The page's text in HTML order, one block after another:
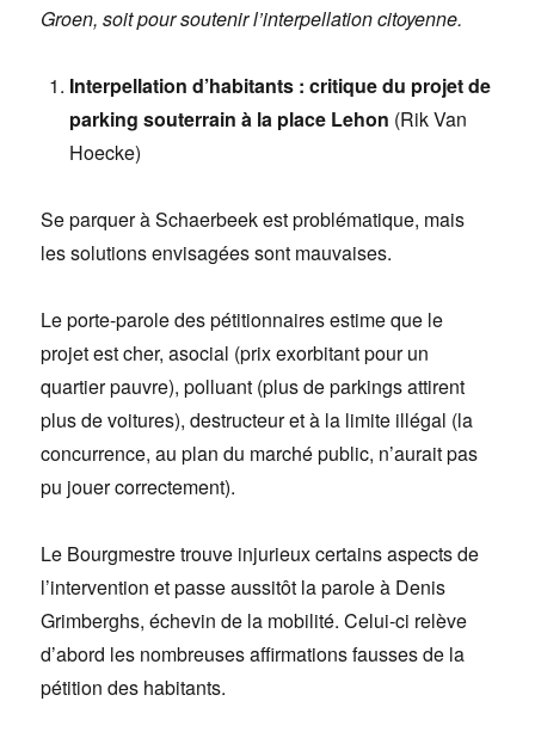
Groen, soit pour soutenir l’interpellation citoyenne.
Interpellation d’habitants : critique du projet de
parking souterrain à la place Lehon (Rik Van
Hoecke)
Se parquer à Schaerbeek est problématique, mais
les solutions envisagées sont mauvaises.
Le porte-parole des pétitionnaires estime que le
projet est cher, asocial (prix exorbitant pour un
quartier pauvre), polluant (plus de parkings attirent
plus de voitures), destructeur et à la limite illégal (la
concurrence, au plan du marché public, n’aurait pas
pu jouer correctement).
Le Bourgmestre trouve injurieux certains aspects de
l’intervention et passe aussitôt la parole à Denis
Grimberghs, échevin de la mobilité. Celui-ci relève
d’abord les nombreuses affirmations fausses de la
pétition des habitants.